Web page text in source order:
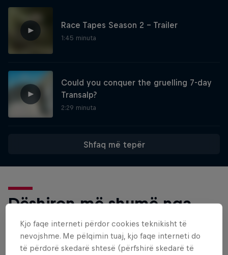
Race Tapes Season 2 – Trailer
1:45 minuta
Could you conquer the gruelling 7-day
Transalp?
2:29 minuta
Shfaq më tepër
Dëshiron më shumë nga
kjo?
Kjo faqe interneti përdor cookies teknikisht të
nevojshme. Me pëlqimin tuaj, kjo faqe interneti do
të përdorë skedarë shtesë (përfshirë skedarë të